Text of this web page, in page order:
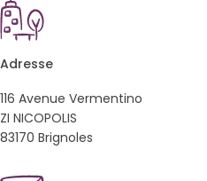
Adresse
116 Avenue Vermentino
ZI NICOPOLIS
83170 Brignoles